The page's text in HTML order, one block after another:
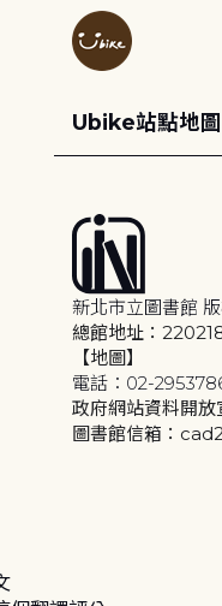
Ubike站點地圖
新北市立圖書館
總館地址：
【地圖】
電話：02-
政府網站資料開放
圖書館信箱：